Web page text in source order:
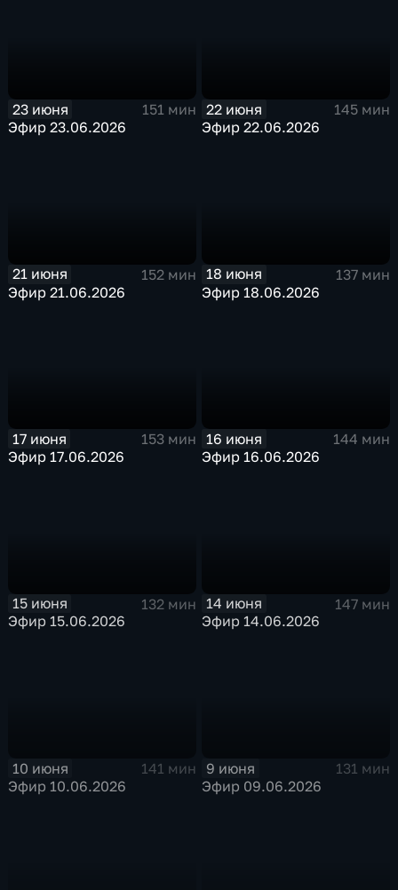
23 июня
151 мин
Эфир 23.06.2026
22 июня
145 мин
Эфир 22.06.2026
21 июня
152 мин
Эфир 21.06.2026
18 июня
137 мин
Эфир 18.06.2026
17 июня
153 мин
Эфир 17.06.2026
16 июня
144 мин
Эфир 16.06.2026
15 июня
132 мин
Эфир 15.06.2026
14 июня
147 мин
Эфир 14.06.2026
10 июня
141 мин
Эфир 10.06.2026
9 июня
131 мин
Эфир 09.06.2026